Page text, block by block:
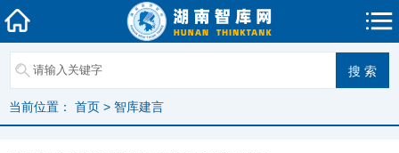
当前位置： 首页 > 智库建言